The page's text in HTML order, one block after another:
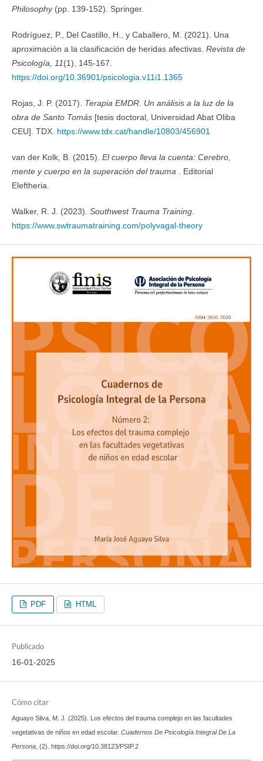
Philosophy(pp. 139-152). Springer.
Rodríguez, P., Del Castillo, H., y Caballero, M. (2021). Una
aproximación a la clasificación de heridas afectivas. Revista de
Psicología, 11(1), 145-167.
https://doi.org/10.36901/psicologia.v11i1.1365
Rojas, J. P. (2017). Terapia EMDR. Un análisis a la luz de la
obra de Santo Tomás[tesis doctoral, Universidad Abat Oliba
CEU]. TDX. https://www.tdx.cat/handle/10803/456901
van der Kolk, B. (2015). El cuerpo lleva la cuenta: Cerebro,
mente y cuerpo en la superación del trauma . Editorial
Eleftheria.
Walker, R. J. (2023). Southwest Trauma Training.
https://www.swtraumatraining.com/polyvagal-theory
PDF HTML
Publicado
16-01-2025
Cómo citar
Aguayo Silva, M. J. (2025). Los efectos del trauma complejo en las facultades
vegetativas de niños en edad escolar. Cuadernos De Psicología Integral De La
Persona, (2). https://doi.org/10.38123/PSIP.2